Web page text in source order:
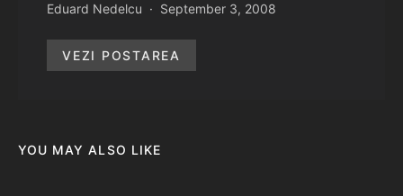
Eduard Nedelcu September 3, 2008
VEZI POSTAREA
YOU MAY ALSO LIKE